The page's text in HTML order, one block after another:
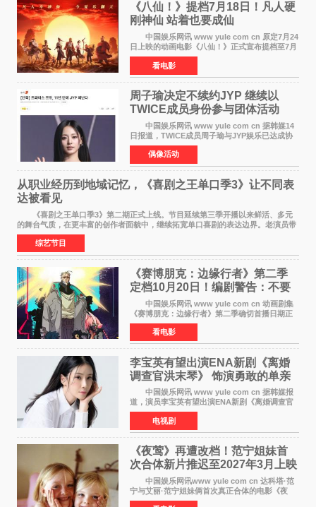
《八仙！》提档7月18日！凡人硬
刚神仙 站着也要成仙
中国娱乐网讯 www yule com cn 原定7月24
日上映的动画电影《八仙！》正式宣布提档至7月
18日。这部国风动画大片将八仙过海，各显神通
这句刻在国人DNA里的俗语玩出了新花样——影
片讲述凡人
看电影
周子瑜决定不续约JYP 继续以
TWICE成员身份参与团体活动
中国娱乐网讯 www yule com cn 据韩媒14
日报道，TWICE成员周子瑜与JYP娱乐已达成协
议，不再续签个人专属合约，但她将继续参与
TWICE的完整团体活动。 周子瑜于2015年通
过生存节目《SIXTE
偶像活动
从职业经历到地域记忆，《喜剧之王单口季3》让不同表
达被看见
《喜剧之王单口季3》第二期正式上线。节目延续第三季开播以来鲜活、多元
的舞台气质，在更丰富的创作者面貌中，继续拓宽单口喜剧的表达边界。老演员带
着更加成熟的文本与舞台掌控回归，新面孔则
综艺节目
《赛博朋克：边缘行者》第二季
定档10月20日！编剧警告：不要
对角色投入太深
中国娱乐网讯 www yule com cn 动画剧集
《赛博朋克：边缘行者》第二季确切首播日期正
式敲定——将于10月20日在Netflix全球上线。此
前，Netflix韩国官方账号曾短暂出现这一日期信
息，随后迅
看电影
李宝英有望出演ENA新剧《离婚
调查官洪末琴》 饰演勇敢的单亲
妈妈家事调查官
中国娱乐网讯 www yule com cn 据韩媒报
道，演员李宝英有望出演ENA新剧《离婚调查官
洪末琴》女主角，引发观众期待。 李宝英在
剧中饰演家庭法院家事调查官洪末琴一角——即
使在极限状况
电视剧
《夜莺》再遭改档！范宁姐妹首
次合体新片推迟至2027年3月上映
中国娱乐网讯www yule com cn 达科塔·范
宁与艾丽·范宁姐妹俩首次真正合体的电影《夜
莺》再度改档，从原定的2027年2月12日推迟至